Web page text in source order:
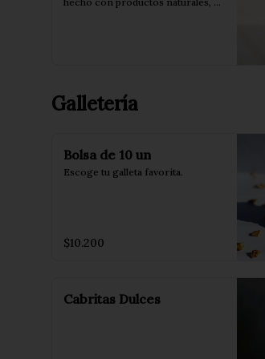
Galletería
Bolsa de 10 un
Escoge tu galleta favorita.
$10.200
Cabritas Dulces